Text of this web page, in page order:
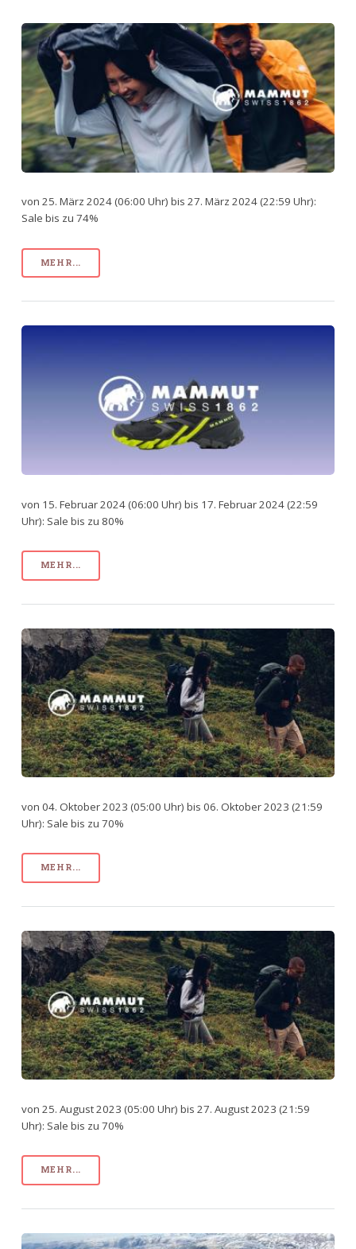
von 25. März 2024 (06:00 Uhr) bis 27. März 2024 (22:59 Uhr):
Sale bis zu 74%
MEHR...
von 15. Februar 2024 (06:00 Uhr) bis 17. Februar 2024 (22:59
Uhr): Sale bis zu 80%
MEHR...
von 04. Oktober 2023 (05:00 Uhr) bis 06. Oktober 2023 (21:59
Uhr): Sale bis zu 70%
MEHR...
von 25. August 2023 (05:00 Uhr) bis 27. August 2023 (21:59
Uhr): Sale bis zu 70%
MEHR...